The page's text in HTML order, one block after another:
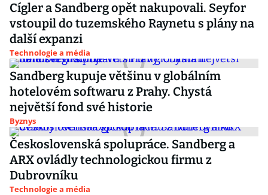
Cígler a Sandberg opět nakupovali. Seyfor
vstoupil do tuzemského Raynetu s plány na
další expanzi
Technologie a média
Sandberg kupuje většinu v globálním
hotelovém softwaru z Prahy. Chystá
největší fond své historie
Byznys
Československá spolupráce. Sandberg a
ARX ovládly technologickou firmu z
Dubrovníku
Technologie a média